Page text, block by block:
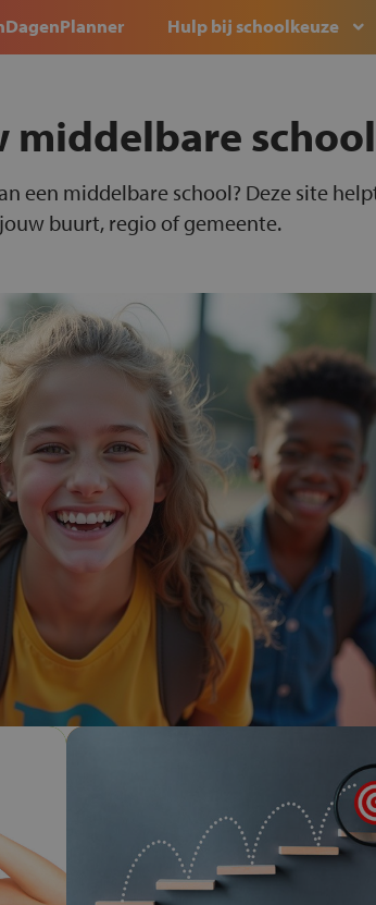
Hulp bij schoolkeuze
middelbare
een middelbare school? Deze site
buurt, regio of gemeente.